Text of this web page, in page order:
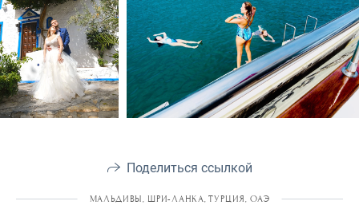
Поделиться ссылкой
МАЛЬДИВЫ, ШРИ-ЛАНКА, ТУРЦИЯ, ОАЭ